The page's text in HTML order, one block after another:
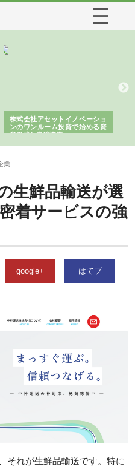
株式会社アセットイノベーショ
ンのワンルーム投資で始める資
産形成と老後準備
業
生鮮品輸送が選
着サービスの強
google+ はてブ
それが生鮮品輸送です。特に